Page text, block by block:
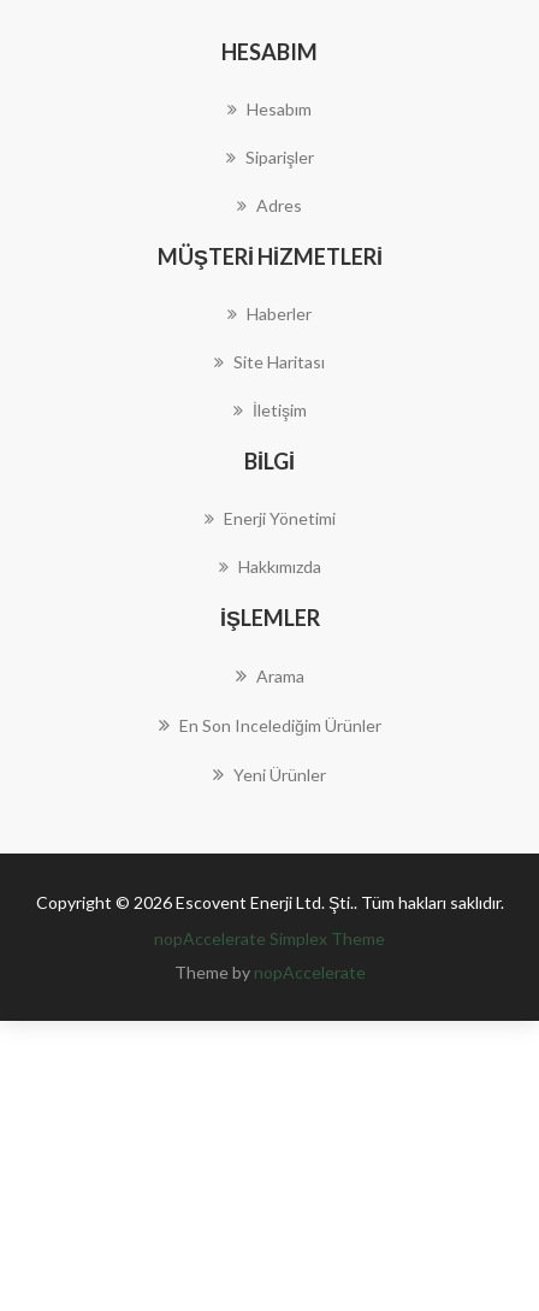
HESABIM
Hesabım
Siparişler
Adres
MÜŞTERI HIZMETLERI
Haberler
Site Haritası
İletişim
BILGI
Enerji Yönetimi
Hakkımızda
İŞLEMLER
Arama
En Son Incelediğim Ürünler
Yeni Ürünler
Copyright © 2026 Escovent Enerji Ltd. Şti.. Tüm hakları saklıdır.
nopAccelerate Simplex Theme
Theme by nopAccelerate